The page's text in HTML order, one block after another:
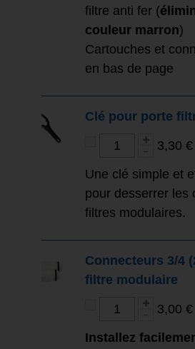
filtre anti fer (
couleur marron)
Cartouches et
en bas de page
Clé pour porte
3,30 €
Une clé simple et
pour desserrer les
filtres modulaires.
Connecteurs 3/4
filtre modulaire
3,00 €
Installez